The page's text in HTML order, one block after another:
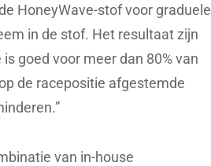
HoneyWave-stof voor graduele
in de stof. Het resultaat zijn
goed voor meer dan 80% van
de racepositie afgestemde
van in-house